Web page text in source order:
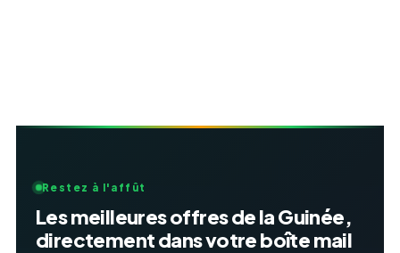
Restez à l'affût
Les meilleures offres de la Guinée,
directement dans votre boîte mail